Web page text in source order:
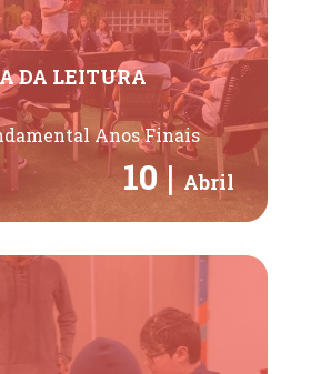
DA LEITURA
Anos Finais
10 |Abril